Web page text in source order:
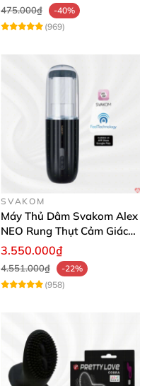
475.000₫
-40%
(969)
SVAKOM
Máy Thủ Dâm Svakom Alex
NEO Rung Thụt Cảm Giác
Thật, App Điều Khiển
3.550.000₫
4.551.000₫
-22%
(958)